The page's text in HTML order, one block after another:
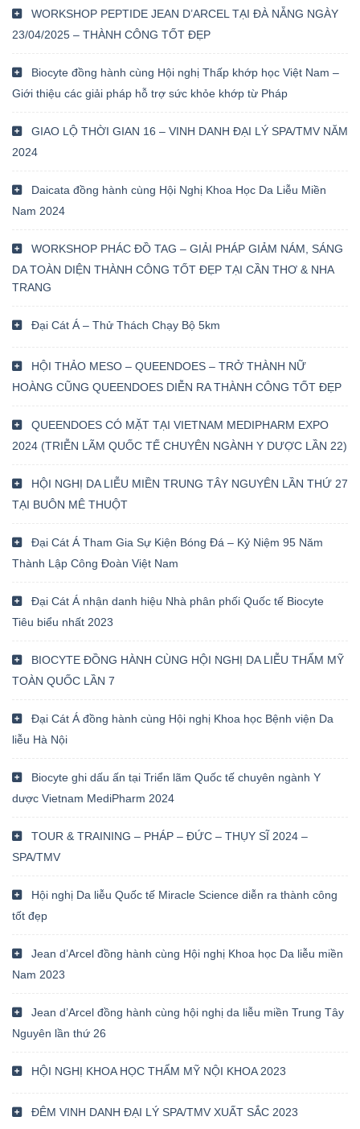
WORKSHOP PEPTIDE JEAN D’ARCEL TẠI ĐÀ NẴNG NGÀY
23/04/2025 – THÀNH CÔNG TỐT ĐẸP
Biocyte đồng hành cùng Hội nghị Thấp khớp học Việt Nam –
Giới thiệu các giải pháp hỗ trợ sức khỏe khớp từ Pháp
GIAO LỘ THỜI GIAN 16 – VINH DANH ĐẠI LÝ SPA/TMV NĂM
2024
Daicata đồng hành cùng Hội Nghị Khoa Học Da Liễu Miền
Nam 2024
WORKSHOP PHÁC ĐỒ TAG – GIẢI PHÁP GIẢM NÁM, SÁNG
DA TOÀN DIỆN THÀNH CÔNG TỐT ĐẸP TẠI CẦN THƠ & NHA
TRANG
Đại Cát Á – Thử Thách Chạy Bộ 5km
HỘI THẢO MESO – QUEENDOES – TRỞ THÀNH NỮ
HOÀNG CŨNG QUEENDOES DIỄN RA THÀNH CÔNG TỐT ĐẸP
QUEENDOES CÓ MẶT TẠI VIETNAM MEDIPHARM EXPO
2024 (TRIỄN LÃM QUỐC TẾ CHUYÊN NGÀNH Y DƯỢC LẦN 22)
HỘI NGHỊ DA LIỄU MIỀN TRUNG TÂY NGUYÊN LẦN THỨ 27
TẠI BUÔN MÊ THUỘT
Đại Cát Á Tham Gia Sự Kiện Bóng Đá – Kỷ Niệm 95 Năm
Thành Lập Công Đoàn Việt Nam
Đại Cát Á nhận danh hiệu Nhà phân phối Quốc tế Biocyte
Tiêu biểu nhất 2023
BIOCYTE ĐỒNG HÀNH CÙNG HỘI NGHỊ DA LIỄU THẨM MỸ
TOÀN QUỐC LẦN 7
Đại Cát Á đồng hành cùng Hội nghị Khoa học Bệnh viện Da
liễu Hà Nội
Biocyte ghi dấu ấn tại Triển lãm Quốc tế chuyên ngành Y
dược Vietnam MediPharm 2024
TOUR & TRAINING – PHÁP – ĐỨC – THỤY SĨ 2024 –
SPA/TMV
Hội nghị Da liễu Quốc tế Miracle Science diễn ra thành công
tốt đẹp
Jean d’Arcel đồng hành cùng Hội nghị Khoa học Da liễu miền
Nam 2023
Jean d’Arcel đồng hành cùng hội nghị da liễu miền Trung Tây
Nguyên lần thứ 26
HỘI NGHỊ KHOA HỌC THẨM MỸ NỘI KHOA 2023
ĐÊM VINH DANH ĐẠI LÝ SPA/TMV XUẤT SẮC 2023